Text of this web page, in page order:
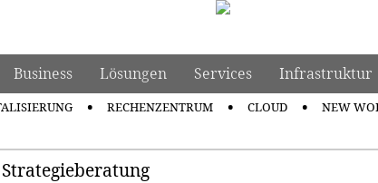
Business Lösungen Services Infrastruktur
RECHENZENTRUM CLOUD NEW